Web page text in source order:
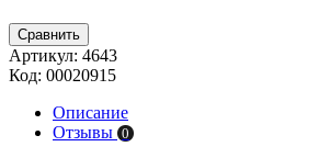
Сравнить
Артикул: 4643
Код: 00020915
Описание
Отзывы 0